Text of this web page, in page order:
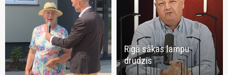
Rīgā sākas lampu
drudzis